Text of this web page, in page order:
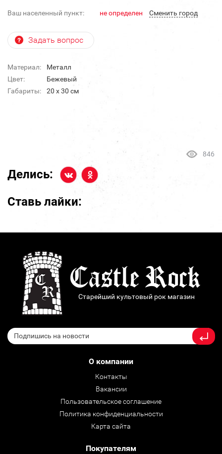
Ваш населенный пункт: не определен Cменить город
Задать вопрос
Материал:
Металл
Цвет:
Бежевый
Габариты:
20 х 30 см
846
Делись:
Ставь лайки:
Старейший культовый рок магазин
О компании
Контакты
Вакансии
Пользовательское соглашение
Политика конфиденциальности
Карта сайта
Покупателям